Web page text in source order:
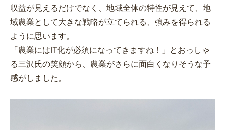
収益が見えるだけでなく、地域全体の特性が見えて、地
域農業として大きな戦略が立てられる、強みを得られる
ように思います。
「農業にはIT化が必須になってきますね！」とおっしゃ
る三沢氏の笑顔から、農業がさらに面白くなりそうな予
感がしました。